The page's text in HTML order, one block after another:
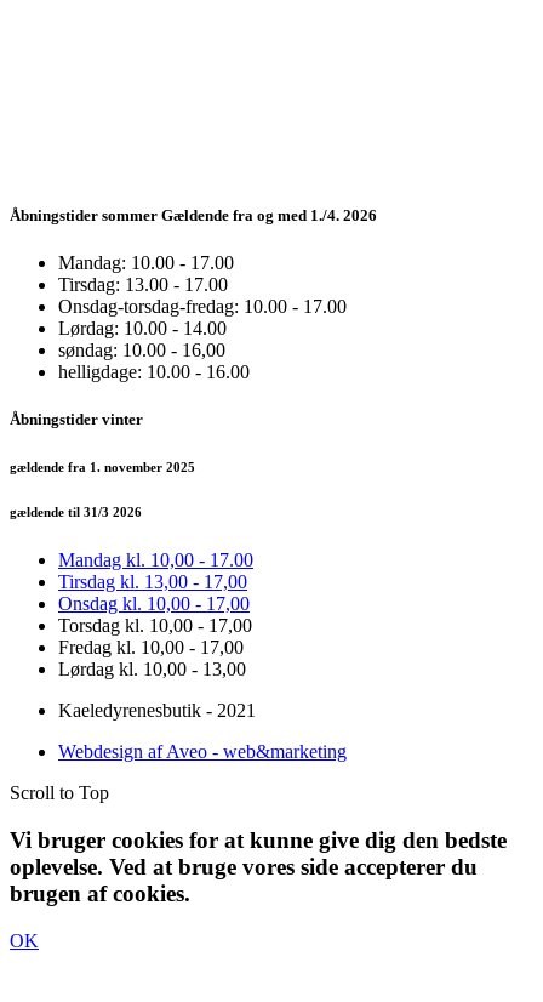
Åbningstider sommer Gældende fra og med 1./4. 2026
Mandag: 10.00 - 17.00
Tirsdag: 13.00 - 17.00
Onsdag-torsdag-fredag: 10.00 - 17.00
Lørdag: 10.00 - 14.00
søndag: 10.00 - 16,00
helligdage: 10.00 - 16.00
Åbningstider vinter
gældende fra 1. november 2025
gældende til 31/3 2026
Mandag kl. 10,00 - 17.00
Tirsdag kl. 13,00 - 17,00
Onsdag kl. 10,00 - 17,00
Torsdag kl. 10,00 - 17,00
Fredag kl. 10,00 - 17,00
Lørdag kl. 10,00 - 13,00
Kaeledyrenesbutik - 2021
Webdesign af Aveo - web&marketing
Scroll to Top
Vi bruger cookies for at kunne give dig den bedste
oplevelse. Ved at bruge vores side accepterer du
brugen af cookies.
OK